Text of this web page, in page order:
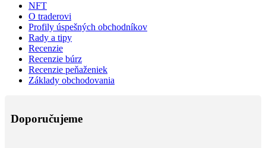
NFT
O traderovi
Profily úspešných obchodníkov
Rady a tipy
Recenzie
Recenzie búrz
Recenzie peňaženiek
Základy obchodovania
Doporučujeme